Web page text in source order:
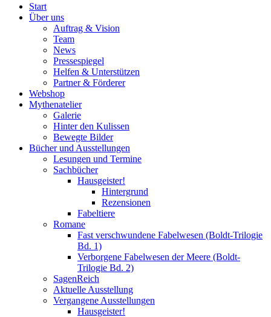
Start
Über uns
Auftrag & Vision
Team
News
Pressespiegel
Helfen & Unterstützen
Partner & Förderer
Webshop
Mythenatelier
Galerie
Hinter den Kulissen
Bewegte Bilder
Bücher und Ausstellungen
Lesungen und Termine
Sachbücher
Hausgeister!
Hintergrund
Rezensionen
Fabeltiere
Romane
Fast verschwundene Fabelwesen (Boldt-Trilogie
Bd. 1)
Verborgene Fabelwesen der Meere (Boldt-
Trilogie Bd. 2)
SagenReich
Aktuelle Ausstellung
Vergangene Ausstellungen
Hausgeister!